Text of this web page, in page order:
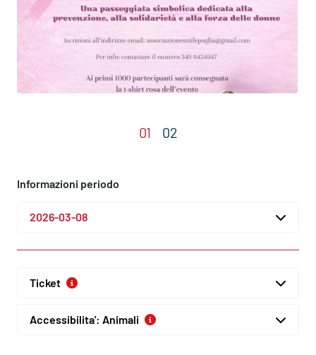
Informazioni periodo
2026-03-08
Ticket
Accessibilita': Animali